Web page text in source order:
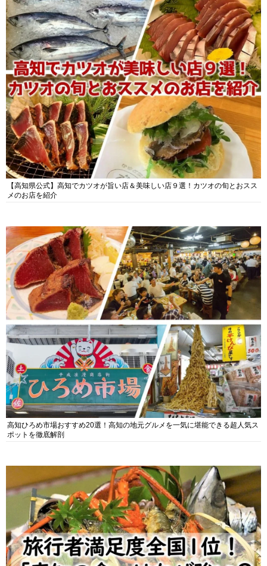
【高知県公式】高知でカツオが旨い店＆美味しい店９選！カツオの旬とおスス
メのお店を紹介
高知ひろめ市場おすすめ20選！高知の地元グルメを一気に堪能できる超人気ス
ポットを徹底解剖